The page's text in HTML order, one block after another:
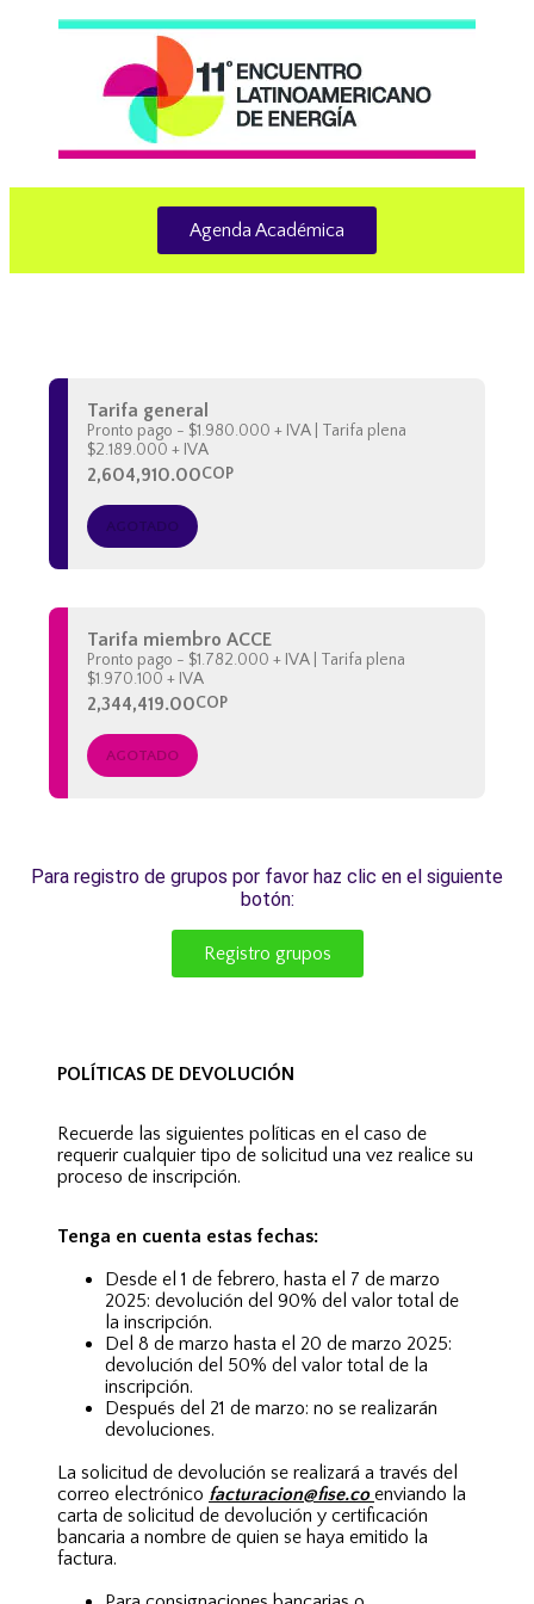
Agenda Académica
2,604,910.00COP
AGOTADO
Tarifa general
Pronto pago - $1.980.000 + IVA | Tarifa plena
$2.189.000 + IVA
2,344,419.00COP
AGOTADO
Tarifa miembro ACCE
Pronto pago - $1.782.000 + IVA | Tarifa plena
$1.970.100 + IVA
Para registro de grupos por favor haz clic en el siguiente
botón:
Registro grupos
POLÍTICAS DE DEVOLUCIÓN
Recuerde las siguientes políticas en el caso de
requerir cualquier tipo de solicitud una vez realice su
proceso de inscripción.
Tenga en cuenta estas fechas:
Desde el 1 de febrero, hasta el 7 de marzo
2025: devolución del 90% del valor total de
la inscripción.
Del 8 de marzo hasta el 20 de marzo 2025:
devolución del 50% del valor total de la
inscripción.
Después del 21 de marzo: no se realizarán
devoluciones.
La solicitud de devolución se realizará a través del
correo electrónico facturacion@fise.coenviando la
carta de solicitud de devolución y certificación
bancaria a nombre de quien se haya emitido la
factura.